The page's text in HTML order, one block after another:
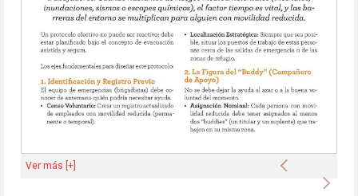
Anterior
Ver más [+]